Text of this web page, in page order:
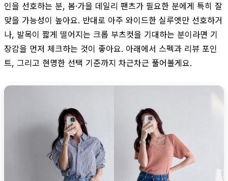
인을 선호하는 분, 봄·가을 데일리 팬츠가 필요한 분에게 특히 잘
맞을 가능성이 높아요. 반대로 아주 와이드한 실루엣만 선호하거
나, 발목이 짧게 떨어지는 크롭 부츠컷을 기대하는 분이라면 기
장감을 먼저 체크하는 것이 좋아요. 아래에서 스펙과 리뷰 포인
트, 그리고 현명한 선택 기준까지 차근차근 풀어볼게요.